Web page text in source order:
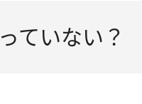
ていない？